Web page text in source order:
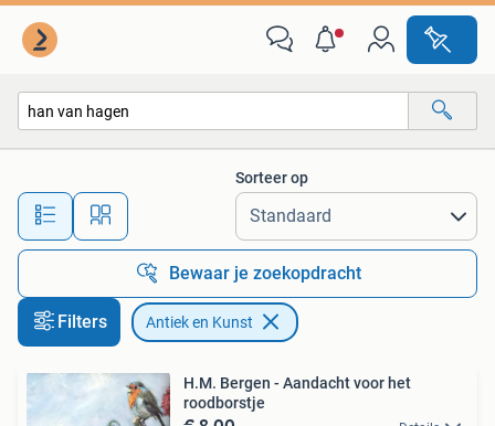
Alle afstanden…
Sorteer op
Bewaar je zoekopdracht
Filters Antiek en Kunst
H.M. Bergen - Aandacht voor het
roodborstje